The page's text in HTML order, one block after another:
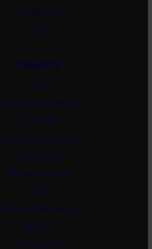
Vincent Paris
J. L. Chave
PIEMONTE
Azelia
Fratelli Alessandria
G. D. Vajra
Giovanni Canonica
Guido Porro
Rivella Serafino
Vietti
Bartolo Mascarello
Brovia
Cavallotto